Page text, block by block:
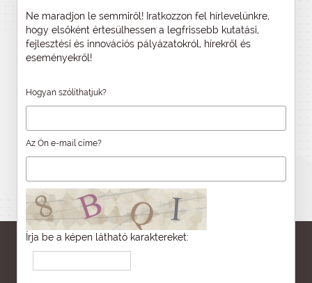
Ne maradjon le semmiről! Iratkozzon fel hírlevelünkre,
hogy elsőként értesülhessen a legfrissebb kutatási,
fejlesztési és innovációs pályázatokról, hírekről és
eseményekről!
Hogyan szólíthatjuk?
Az Ön e-mail címe?
Írja be a képen látható karaktereket: